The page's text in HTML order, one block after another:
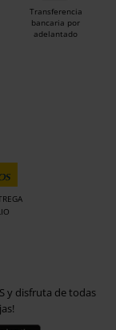
Transferencia
bancaria por
adelantado
y disfruta de todas